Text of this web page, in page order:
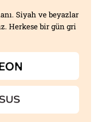
Siyah ve beyazlar
Herkese bir gün gri